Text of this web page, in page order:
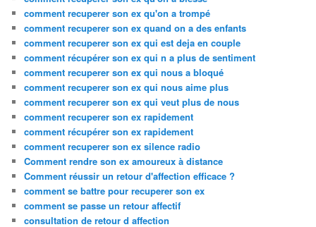
comment recuperer son ex qu'on a trompé
comment recuperer son ex quand on a des enfants
comment recuperer son ex qui est deja en couple
comment récupérer son ex qui n a plus de sentiment
comment recuperer son ex qui nous a bloqué
comment recuperer son ex qui nous aime plus
comment recuperer son ex qui veut plus de nous
comment recuperer son ex rapidement
comment récupérer son ex rapidement
comment recuperer son ex silence radio
Comment rendre son ex amoureux à distance
Comment réussir un retour d'affection efficace ?
comment se battre pour recuperer son ex
comment se passe un retour affectif
consultation de retour d affection